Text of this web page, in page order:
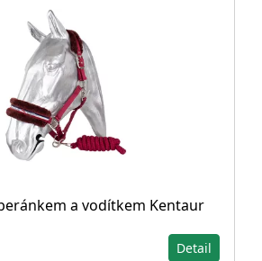
a vodítkem Kentaur
Detail